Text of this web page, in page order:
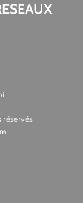
réservés